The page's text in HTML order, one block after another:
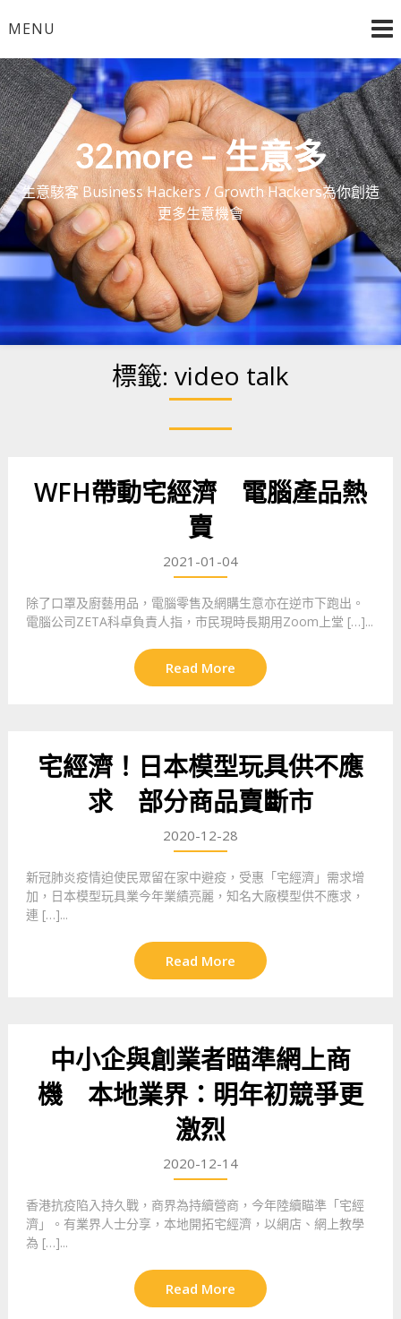
toMENU
32more – 生意多
生意駭客 Business Hackers / Growth Hackers為你創造
更多生意機會
標籤:video talk
WFH帶動宅經濟 電腦產品熱
賣
2021-01-04
除了口罩及廚藝用品，電腦零售及網購生意亦在逆市下跑出。
電腦公司ZETA科卓負責人指，市民現時長期用Zoom上堂 […]...
Read More
宅經濟！日本模型玩具供不應
求 部分商品賣斷市
2020-12-28
新冠肺炎疫情迫使民眾留在家中避疫，受惠「宅經濟」需求增
加，日本模型玩具業今年業績亮麗，知名大廠模型供不應求，
連 […]...
Read More
中小企與創業者瞄準網上商
機 本地業界：明年初競爭更
激烈
2020-12-14
香港抗疫陷入持久戰，商界為持續營商，今年陸續瞄準「宅經
濟」。有業界人士分享，本地開拓宅經濟，以網店、網上教學
為 […]...
Read More